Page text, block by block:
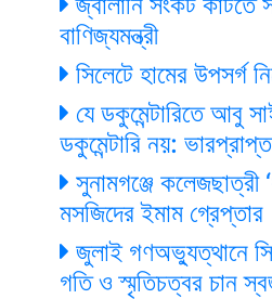
বাণিজ্যমন্ত্রী
সিলেটে হামের
যে ডকুমেন্টারিতে আবু
ডকুমেন্টারি নয়:
সুনামগঞ্জে কলেজছাত্রী
মসজিদের ইমাম গ্রেপ্তার
জুলাই গণঅভ্যুত্থানে
গতি ও স্মৃতিচত্বর চান